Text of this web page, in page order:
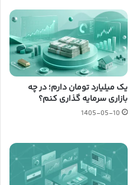
یک میلیارد تومان دارم؛ در چه
بازاری سرمایه گذاری کنم؟
1405-05-10